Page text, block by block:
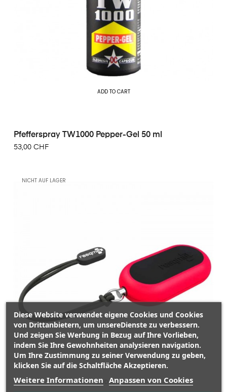
ADD TO CART
Pfefferspray TW1000 Pepper-Gel 50 ml
53,00 CHF
NICHT AUF LAGER
ADD TO CART
Diese Website verwendet eigene Cookies und Cookies
von Drittanbietern, um unsereDienste zu verbessern.
Und zeigen Sie Werbung in Bezug auf Ihre Vorlieben,
indem Sie Ihre Gewohnheiten analysieren navigation.
Um Ihre Zustimmung zu seiner Verwendung zu geben,
klicken Sie auf die Schaltfläche Akzeptieren.
Weitere Informationen Anpassen von Cookies